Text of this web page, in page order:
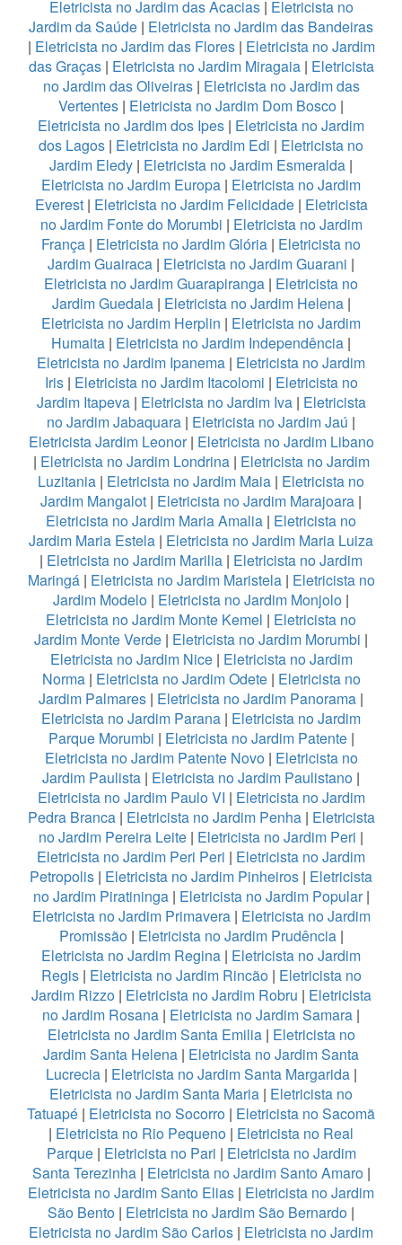
Eletricista no Jardim das Acacias| Eletricista no
Jardim da Saúde | Eletricista no Jardim das Bandeiras
| Eletricista no Jardim das Flores| Eletricista no Jardim
das Graças| Eletricista no Jardim Miragaia| Eletricista
no Jardim das Oliveiras| Eletricista no Jardim das
Vertentes | Eletricista no Jardim Dom Bosco |
Eletricista no Jardim dos Ipes | Eletricista no Jardim
dos Lagos | Eletricista no Jardim Edi | Eletricista no
Jardim Eledy | Eletricista no Jardim Esmeralda |
Eletricista no Jardim Europa | Eletricista no Jardim
Everest| Eletricista no Jardim Felicidade| Eletricista
no Jardim Fonte do Morumbi | Eletricista no Jardim
França | Eletricista no Jardim Glória | Eletricista no
Jardim Guairaca | Eletricista no Jardim Guarani |
Eletricista no Jardim Guarapiranga | Eletricista no
Jardim Guedala| Eletricista no Jardim Helena|
Eletricista no Jardim Herplin | Eletricista no Jardim
Humaita | Eletricista no Jardim Independência |
Eletricista no Jardim Ipanema | Eletricista no Jardim
Iris| Eletricista no Jardim Itacolomi | Eletricista no
Jardim Itapeva| Eletricista no Jardim Iva| Eletricista
no Jardim Jabaquara | Eletricista no Jardim Jaú |
Eletricista Jardim Leonor| Eletricista no Jardim Libano
| Eletricista no Jardim Londrina| Eletricista no Jardim
Luzitania | Eletricista no Jardim Maia | Eletricista no
Jardim Mangalot | Eletricista no Jardim Marajoara |
Eletricista no Jardim Maria Amalia | Eletricista no
Jardim Maria Estela | Eletricista no Jardim Maria Luiza
| Eletricista no Jardim Marilia | Eletricista no Jardim
Maringá| Eletricista no Jardim Maristela| Eletricista no
Jardim Modelo | Eletricista no Jardim Monjolo |
Eletricista no Jardim Monte Kemel | Eletricista no
Jardim Monte Verde | Eletricista no Jardim Morumbi |
Eletricista no Jardim Nice| Eletricista no Jardim
Norma| Eletricista no Jardim Odete| Eletricista no
Jardim Palmares | Eletricista no Jardim Panorama |
Eletricista no Jardim Parana | Eletricista no Jardim
Parque Morumbi | Eletricista no Jardim Patente|
Eletricista no Jardim Patente Novo| Eletricista no
Jardim Paulista | Eletricista no Jardim Paulistano |
Eletricista no Jardim Paulo VI | Eletricista no Jardim
Pedra Branca| Eletricista no Jardim Penha| Eletricista
no Jardim Pereira Leite | Eletricista no Jardim Peri |
Eletricista no Jardim Peri Peri | Eletricista no Jardim
Petropolis | Eletricista no Jardim Pinheiros | Eletricista
no Jardim Piratininga| Eletricista no Jardim Popular|
Eletricista no Jardim Primavera| Eletricista no Jardim
Promissão| Eletricista no Jardim Prudência|
Eletricista no Jardim Regina | Eletricista no Jardim
Regis| Eletricista no Jardim Rincão| Eletricista no
Jardim Rizzo| Eletricista no Jardim Robru | Eletricista
no Jardim Rosana | Eletricista no Jardim Samara |
Eletricista no Jardim Santa Emilia| Eletricista no
Jardim Santa Helena | Eletricista no Jardim Santa
Lucrecia| Eletricista no Jardim Santa Margarida|
Eletricista no Jardim Santa Maria | Eletricista no
Tatuapé | Eletricista no Socorro | Eletricista no Sacomã
| Eletricista no Rio Pequeno | Eletricista no Real
Parque| Eletricista no Pari | Eletricista no Jardim
Santa Terezinha| Eletricista no Jardim Santo Amaro|
Eletricista no Jardim Santo Elias | Eletricista no Jardim
São Bento | Eletricista no Jardim São Bernardo |
Eletricista no Jardim São Carlos | Eletricista no Jardim